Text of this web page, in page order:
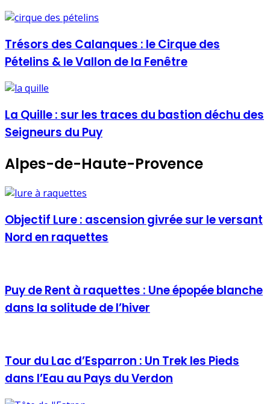
Trésors des Calanques : le Cirque des
Pételins & le Vallon de la Fenêtre
La Quille : sur les traces du bastion déchu des
Seigneurs du Puy
Alpes-de-Haute-Provence
Objectif Lure : ascension givrée sur le versant
Nord en raquettes
Puy de Rent à raquettes : Une épopée blanche
dans la solitude de l’hiver
Tour du Lac d’Esparron : Un Trek les Pieds
dans l’Eau au Pays du Verdon